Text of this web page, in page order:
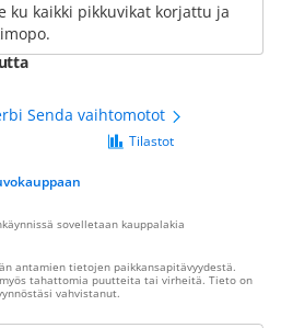
ku kaikki pikkuvikat korjattu ja
Senda vaihtomotot
Tilastot
sovelletaan kauppalakia
antamien tietojen paikkansapitävyydestä.
tahattomia puutteita tai virheitä. Tieto on
vahvistanut.